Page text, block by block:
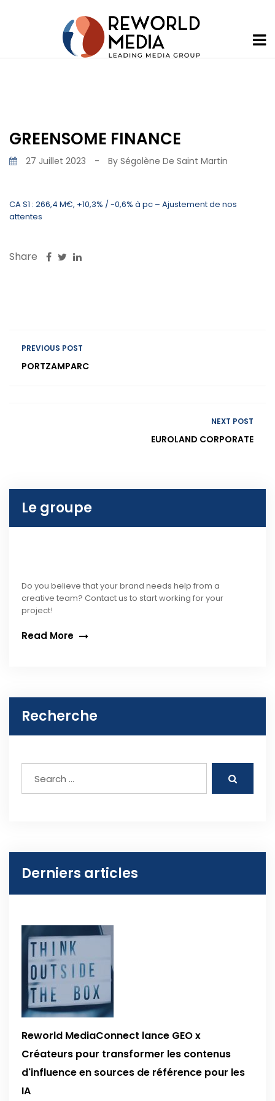
GREENSOME FINANCE
27 Juillet 2023 - By Ségolène De Saint Martin
CA S1 : 266,4 M€, +10,3% / -0,6% à pc – Ajustement de nos
attentes
Share
PREVIOUS POST
PORTZAMPARC
NEXT POST
EUROLAND CORPORATE
Le groupe
Do you believe that your brand needs help from a
creative team? Contact us to start working for your
project!
Read More
Recherche
Derniers articles
Reworld MediaConnect lance GEO x
Créateurs pour transformer les contenus
d'influence en sources de référence pour les
IA